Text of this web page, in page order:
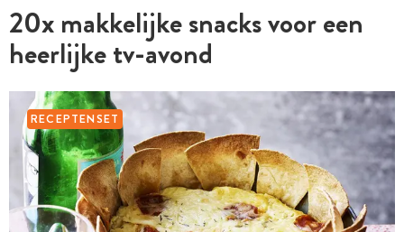
20x makkelijke snacks voor een
heerlijke tv-avond
RECEPTENSET